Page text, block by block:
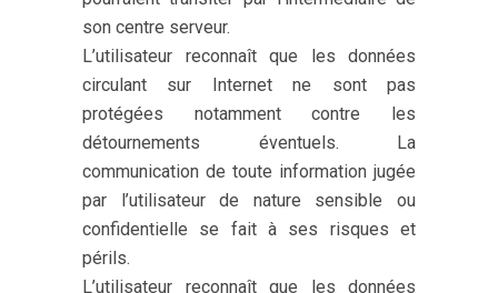
son centre serveur.
L’utilisateur reconnaît que les données
circulant sur Internet ne sont pas
protégées notamment contre les
détournements éventuels. La
communication de toute information jugée
par l’utilisateur de nature sensible ou
confidentielle se fait à ses risques et
périls.
L’utilisateur reconnaît que les données